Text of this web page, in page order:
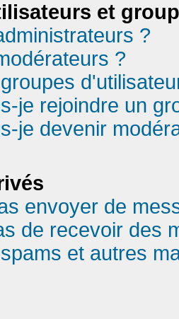
et
?
?
je rejoindre un
je devenir
envoyer de
de recevoir des
et autres